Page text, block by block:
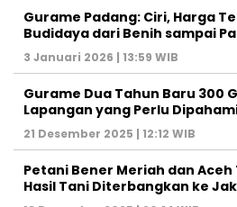
Gurame Padang: Ciri, Harga
Budidaya dari Benih sampai
3 Januari 2026 | 13:59 WIB
Gurame Dua Tahun Baru 300
Lapangan yang Perlu
21 Desember 2025 | 12:12 WIB
Petani Bener Meriah dan
Hasil Tani Diterbangkan ke